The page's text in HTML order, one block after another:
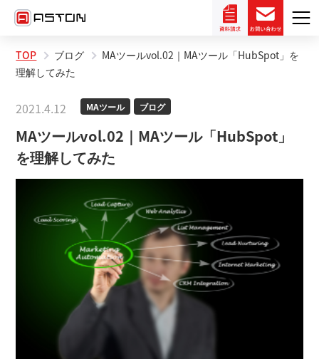
TOP ブログ
MAツールvol.02｜MAツール「HubSpot」を
理解してみた
2021.4.12 MAツール ブログ
MAツールvol.02｜MAツール「HubSpot」
を理解してみた